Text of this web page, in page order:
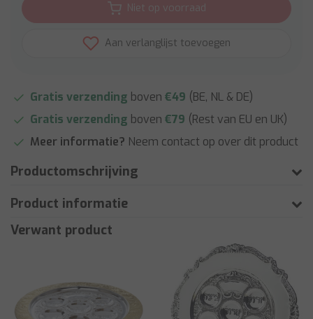
Niet op voorraad
Aan verlanglijst toevoegen
Gratis verzending boven €49 (BE, NL & DE)
Gratis verzending boven €79 (Rest van EU en UK)
Meer informatie? Neem contact op over dit product
Productomschrijving
Product informatie
Verwant product